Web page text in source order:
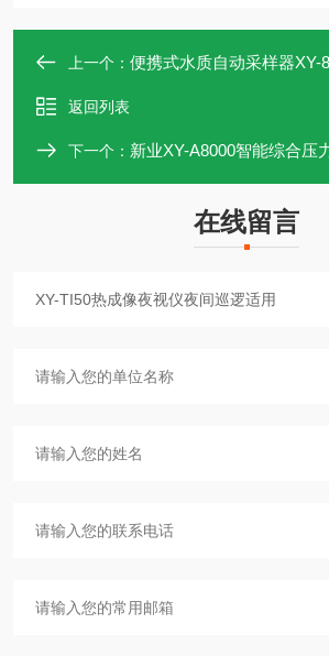
上一个： 便携式水质自动采样器XY-
返回列表
下一个： 新业XY-A8000智能综合压
在线留言